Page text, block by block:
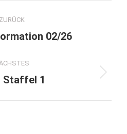
ZURÜCK
Vorheriger02/26
Nächster
Staffel 1